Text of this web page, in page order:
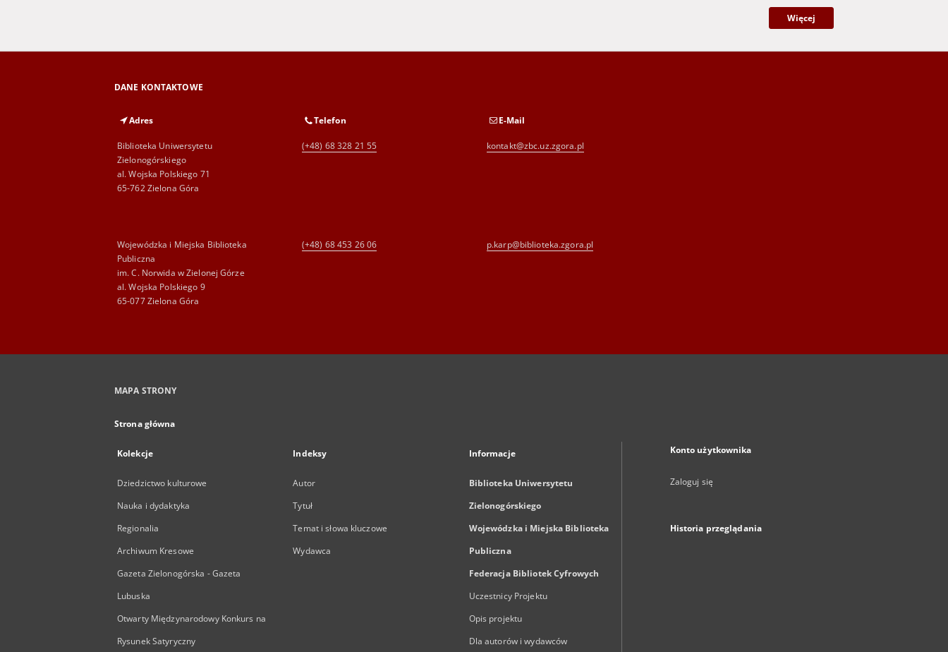
Więcej
DANE KONTAKTOWE
Adres
Biblioteka Uniwersytetu
Zielonogórskiego
al. Wojska Polskiego 71
65-762 Zielona Góra
Telefon
(+48) 68 328 21 55
E-Mail
kontakt@zbc.uz.zgora.pl
Wojewódzka i Miejska Biblioteka
Publiczna
im. C. Norwida w Zielonej Górze
al. Wojska Polskiego 9
65-077 Zielona Góra
(+48) 68 453 26 06 p.karp@biblioteka.zgora.pl
MAPA STRONY
Strona główna
Kolekcje
Dziedzictwo kulturowe
Nauka i dydaktyka
Regionalia
Archiwum Kresowe
Gazeta Zielonogórska - Gazeta
Lubuska
Otwarty Międzynarodowy Konkurs na
Rysunek Satyryczny
Indeksy
Autor
Tytuł
Temat i słowa kluczowe
Wydawca
Informacje
Biblioteka Uniwersytetu
Zielonogórskiego
Wojewódzka i Miejska Biblioteka
Publiczna
Federacja Bibliotek Cyfrowych
Uczestnicy Projektu
Opis projektu
Dla autorów i wydawców
Konto użytkownika
Zaloguj się
Historia przeglądania